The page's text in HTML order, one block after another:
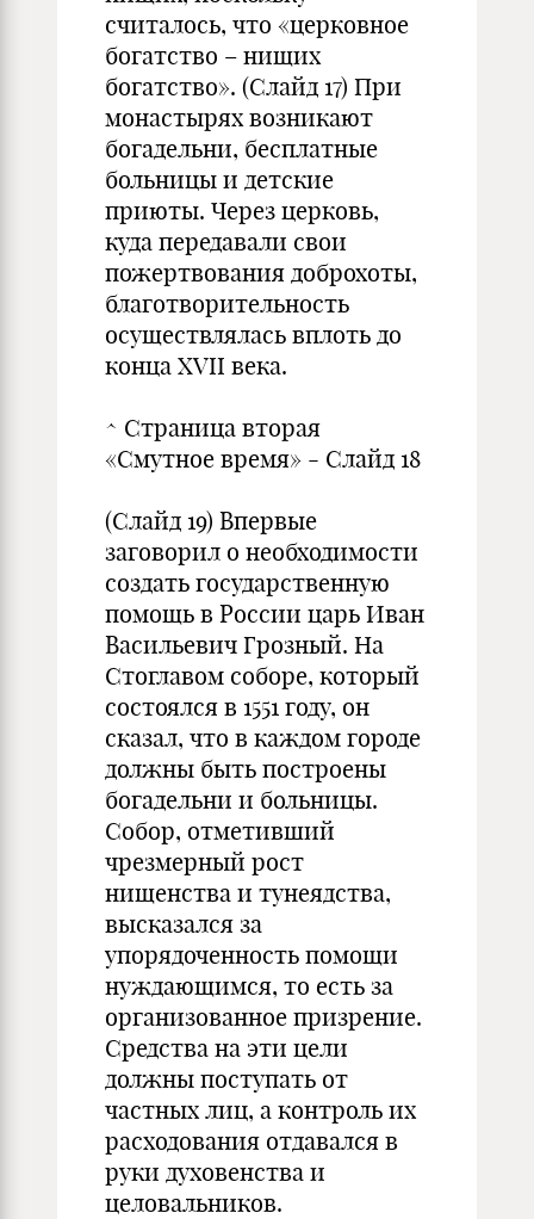
считалось, что «церковное
богатство – нищих
богатство». (Слайд 17) При
монастырях возникают
богадельни, бесплатные
больницы и детские
приюты. Через церковь,
куда передавали свои
пожертвования доброхоты,
благотворительность
осуществлялась вплоть до
конца XVII века.
^ Страница вторая
«Смутное время» - Слайд 18
(Слайд 19) Впервые
заговорил о необходимости
создать государственную
помощь в России царь Иван
Васильевич Грозный. На
Стоглавом соборе, который
состоялся в 1551 году, он
сказал, что в каждом городе
должны быть построены
богадельни и больницы.
Собор, отметивший
чрезмерный рост
нищенства и тунеядства,
высказался за
упорядоченность помощи
нуждающимся, то есть за
организованное призрение.
Средства на эти цели
должны поступать от
частных лиц, а контроль их
расходования отдавался в
руки духовенства и
целовальников.